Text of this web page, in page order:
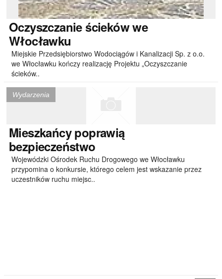
Oczyszczanieścieków we
Włocławku
Miejskie Przedsiębiorstwo Wodociągów i Kanalizacji Sp. z o.o.
we Włocławku kończy realizację Projektu „Oczyszczanie
ścieków..
Wydarzenia
Mieszkańcypoprawią
bezpieczeństwo
Wojewódzki Ośrodek Ruchu Drogowego we Włocławku
przypomina o konkursie, którego celem jest wskazanie przez
uczestników ruchu miejsc..